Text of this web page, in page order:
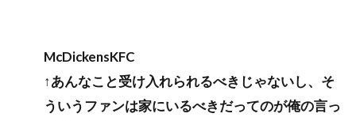
McDickensKFC
↑あんなこと受け入れられるべきじゃないし、そ
ういうファンは家にいるべきだってのが俺の言っ